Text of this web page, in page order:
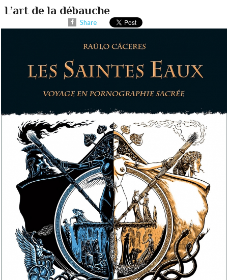
L’art de la débauche
Share